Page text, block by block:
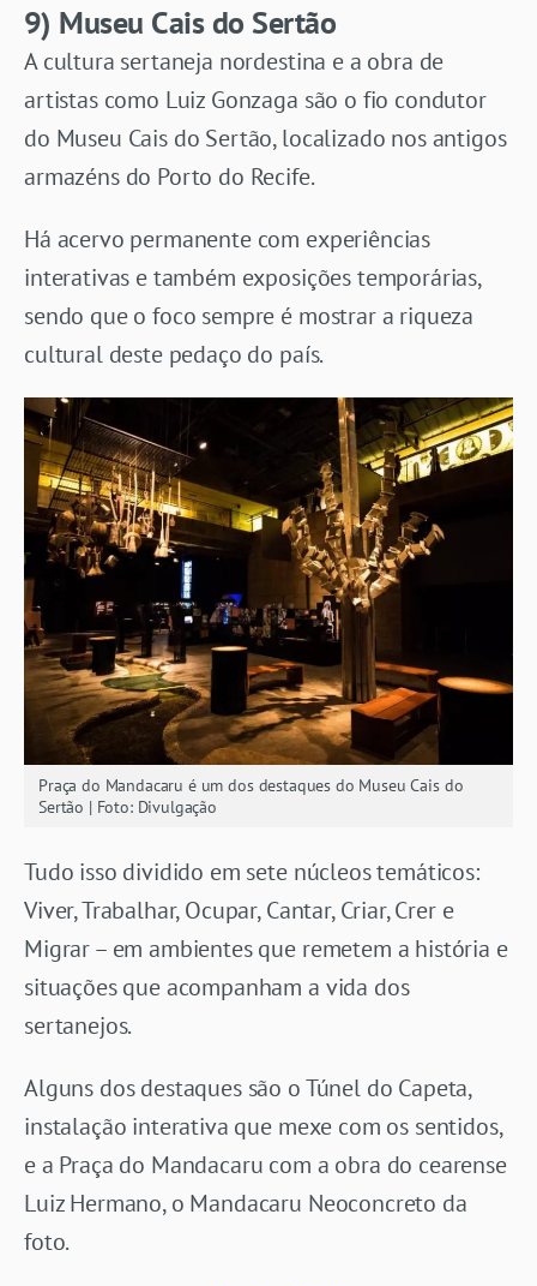
9) Museu Cais do Sertão
A cultura sertaneja nordestina e a obra de
artistas como Luiz Gonzaga são o fio condutor
do Museu Cais do Sertão, localizado nos antigos
armazéns do Porto do Recife.
Há acervo permanente com experiências
interativas e também exposições temporárias,
sendo que o foco sempre é mostrar a riqueza
cultural deste pedaço do país.
Praça do Mandacaru é um dos destaques do Museu Cais do
Sertão | Foto: Divulgação
Tudo isso dividido em sete núcleos temáticos:
Viver, Trabalhar, Ocupar, Cantar, Criar, Crer e
Migrar – em ambientes que remetem a história e
situações que acompanham a vida dos
sertanejos.
Alguns dos destaques são o Túnel do Capeta,
instalação interativa que mexe com os sentidos,
e a Praça do Mandacaru com a obra do cearense
Luiz Hermano, o Mandacaru Neoconcreto da
foto.